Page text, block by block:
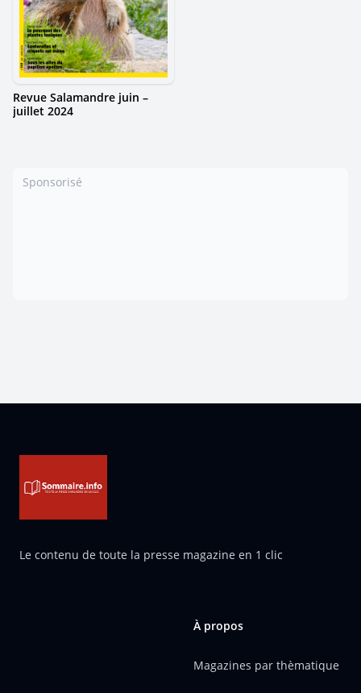
Revue Salamandre juin –
juillet 2024
Sponsorisé
Le contenu de toute la presse magazine en 1 clic
À propos
Magazines par thèmatique